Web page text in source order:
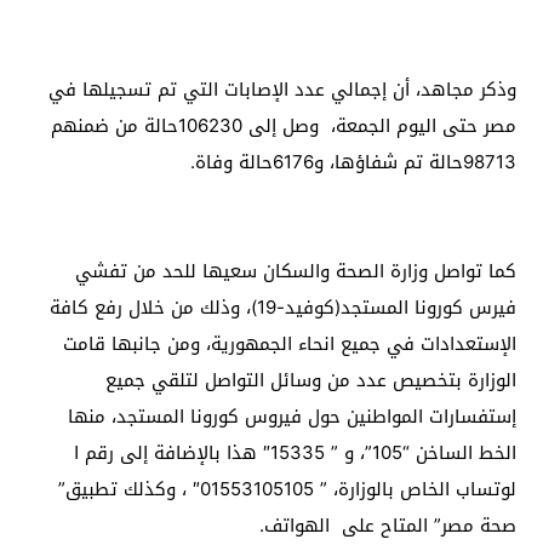
وذكر مجاهد، أن إجمالي عدد الإصابات التي تم تسجيلها في
مصر حتى اليوم الجمعة، وصل إلى 106230حالة من ضمنهم
98713حالة تم شفاؤها، و6176حالة وفاة.
كما تواصل وزارة الصحة والسكان سعيها للحد من تفشي
فيرس كورونا المستجد(كوفيد-19)، وذلك من خلال رفع كافة
الإستعدادات في جميع انحاء الجمهورية، ومن جانبها قامت
الوزارة بتخصيص عدد من وسائل التواصل لتلقي جميع
إستفسارات المواطنين حول فيروس كورونا المستجد، منها
الخط الساخن “105”، و ” 15335″ هذا بالإضافة إلى رقم ا
لوتساب الخاص بالوزارة، ” 01553105105″ ، وكذلك تطبيق”
صحة مصر” المتاح على الهواتف.